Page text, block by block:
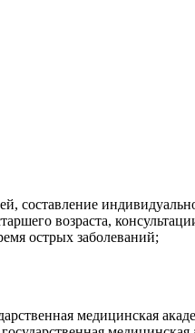
составление
возраста,
острых заболеваний;
медицинская